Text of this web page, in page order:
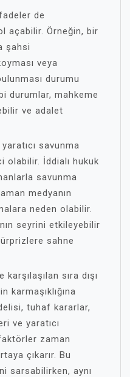
de
açabilir. Örneğin, bir
şahsi
veya
durumu
durumlar, mahkeme
ve adalet
savunma
İddialı hukuk
savunma
medyanın
neden olabilir.
seyrini etkileyebilir
sahne
sıra dışı
karmaşıklığına
tuhaf kararlar,
ve yaratıcı
zaman
çıkarır. Bu
sarsabilirken, aynı